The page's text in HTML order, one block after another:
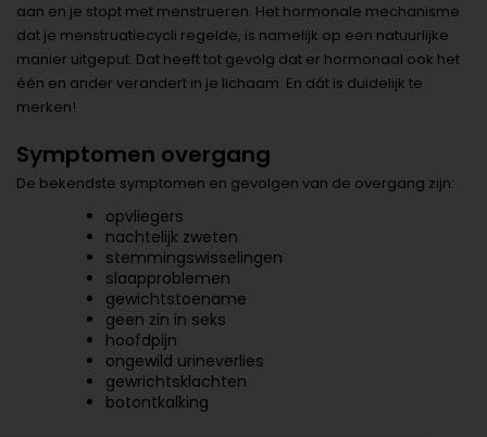
aan en je stopt met menstrueren. Het hormonale mechanisme
dat je menstruatiecycli regelde, is namelijk op een natuurlijke
manier uitgeput. Dat heeft tot gevolg dat er hormonaal ook het
één en ander verandert in je lichaam. En dát is duidelijk te
merken!
Symptomen overgang
De bekendste symptomen en gevolgen van de overgang zijn:
opvliegers
nachtelijk zweten
stemmingswisselingen
slaapproblemen
gewichtstoename
geen zin in seks
hoofdpijn
ongewild urineverlies
gewrichtsklachten
botontkalking